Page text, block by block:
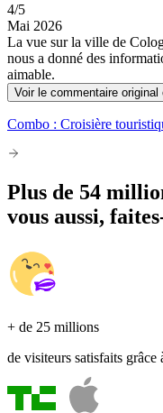
4/5
Mai 2026
La vue sur la ville de
nous a donné des
aimable.
Voir le commentaire original
Combo : Croisière
Plus de 54
vous aussi,
+ de 25 millions
de visiteurs satisfaits grâce